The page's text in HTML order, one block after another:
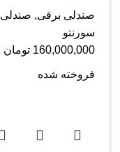
صندلی برقی, صندلی
سورنتو
160,000,000 تومان
فروخته شده